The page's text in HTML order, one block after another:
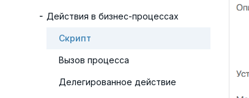
Действия в бизнес-процессах
Скрипт
Вызов процесса
Делегированное действие